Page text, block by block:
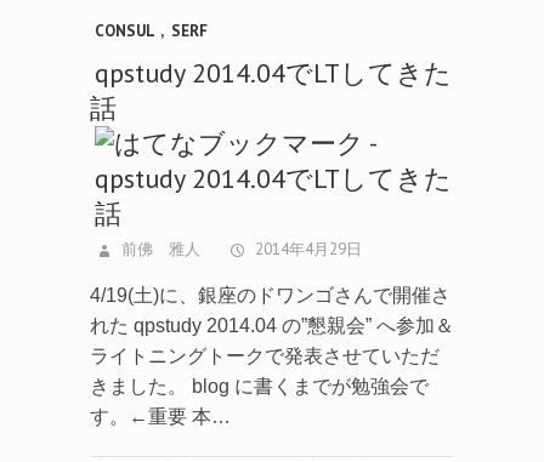
CONSUL , SERF
qpstudy 2014.04でLTしてきた
話
前佛 雅人 2014年4月29日
4/19(土)に、銀座のドワンゴさんで開催さ
れた qpstudy 2014.04 の”懇親会” へ参加＆
ライトニングトークで発表させていただ
きました。 blog に書くまでが勉強会で
す。←重要 本…